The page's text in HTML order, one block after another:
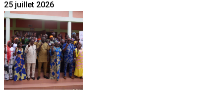
25 juillet 2026